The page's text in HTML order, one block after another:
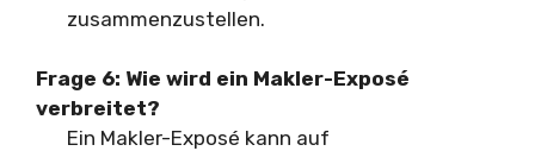
zusammenzustellen.
Frage 6: Wie wird ein Makler-Exposé
verbreitet?
Ein Makler-Exposé kann auf